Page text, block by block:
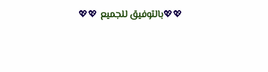
💖💖بالتوفيق للجميع 💖💖